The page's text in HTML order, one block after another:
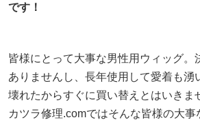
です！
皆様にとって大事な男性用ウィッグ。
ありませんし、長年使用して愛着も湧
壊れたからすぐに買い替えとはいきま
カツラ修理.comではそんな皆様の大